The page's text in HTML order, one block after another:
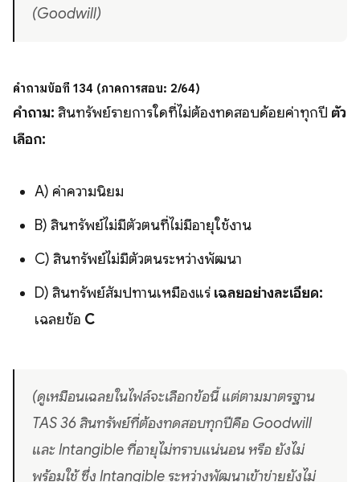
(Goodwill)
คำถามข้อที่ 134 (ภาคการสอบ: 2/64)
คำถาม: สินทรัพย์รายการใดที่ไม่ต้องทดสอบด้อยค่าทุกปี ตัว
เลือก:
A) ค่าความนิยม
B) สินทรัพย์ไม่มีตัวตนที่ไม่มีอายุใช้งาน
C) สินทรัพย์ไม่มีตัวตนระหว่างพัฒนา
D) สินทรัพย์สัมปทานเหมืองแร่ เฉลยอย่างละเอียด:
เฉลยข้อ C
(ดูเหมือนเฉลยในไฟล์จะเลือกข้อนี้ แต่ตามมาตรฐาน
TAS 36 สินทรัพย์ที่ต้องทดสอบทุกปีคือ Goodwill
และ Intangible ที่อายุไม่ทราบแน่นอน หรือ ยังไม่
พร้อมใช้ ซึ่ง Intangible ระหว่างพัฒนาเข้าข่ายยังไม่